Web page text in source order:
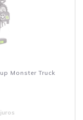
Monster Truck